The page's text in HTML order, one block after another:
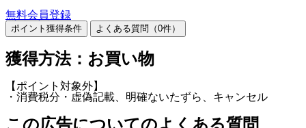
無料会員登録
ポイント獲得条件 よくある質問（0件）
獲得方法：お買い物
【ポイント対象外】
・消費税分・虚偽記載、明確ないたずら、キャンセル